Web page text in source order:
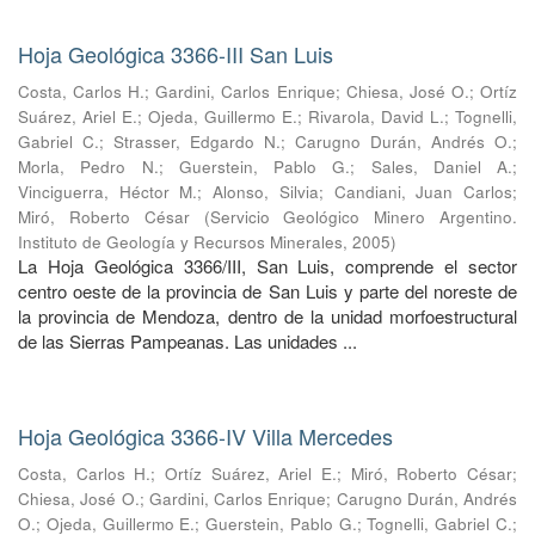
Hoja Geológica 3366-III San Luis
Costa, Carlos H.;Gardini, Carlos Enrique; Chiesa, José O.;Ortíz
Suárez, Ariel E.; Ojeda, Guillermo E.; Rivarola, David L.; Tognelli,
Gabriel C.; Strasser, Edgardo N.; Carugno Durán, Andrés O.;
Morla, Pedro N.; Guerstein, Pablo G.; Sales, Daniel A.;
Vinciguerra, Héctor M.;Alonso, Silvia; Candiani, Juan Carlos;
Miró, Roberto César
(Servicio Geológico Minero Argentino.
Instituto de Geología y Recursos Minerales, 2005)
La Hoja Geológica 3366/III, San Luis, comprende el sector
centro oeste de la provincia de San Luis y parte del noreste de
la provincia de Mendoza, dentro de la unidad morfoestructural
de las Sierras Pampeanas. Las unidades ...
Hoja Geológica 3366-IV Villa Mercedes
Costa, Carlos H.;Ortíz Suárez, Ariel E.; Miró, Roberto César;
Chiesa, José O.; Gardini, Carlos Enrique; Carugno Durán, Andrés
O.; Ojeda, Guillermo E.;Guerstein, Pablo G.;Tognelli, Gabriel C.;